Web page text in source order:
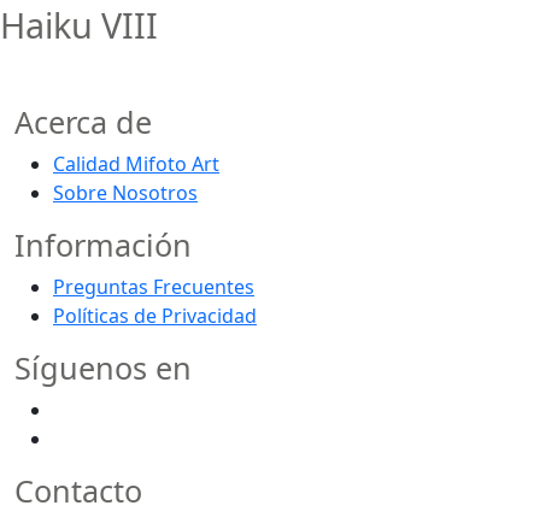
Haiku VIII
Acerca de
Calidad Mifoto Art
Sobre Nosotros
Información
Preguntas Frecuentes
Políticas de Privacidad
Síguenos en
Contacto